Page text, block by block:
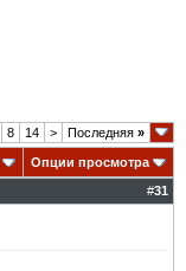
8 14 > Последняя »
Опции просмотра
#31